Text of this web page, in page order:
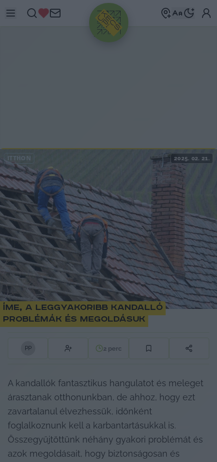
HIRDETÉS
ITTHON 2025. 02. 21.
Íme, a leggyakoribb kandalló
problémák és megoldásuk
PP 2 perc
A kandallók fantasztikus hangulatot és meleget
árasztanak otthonunkban, de ahhoz, hogy ezt
zavartalanul élvezhessük, időnként
foglalkoznunk kell a karbantartásukkal is.
Összegyűjtöttünk néhány gyakori problémát és
azok megoldásait, hogy biztonságosan és